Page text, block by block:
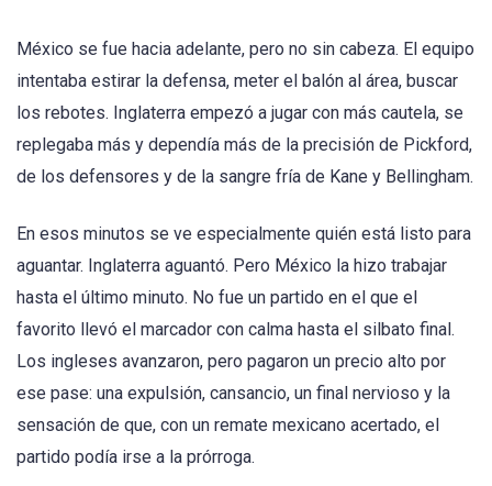
México se fue hacia adelante, pero no sin cabeza. El equipo
intentaba estirar la defensa, meter el balón al área, buscar
los rebotes. Inglaterra empezó a jugar con más cautela, se
replegaba más y dependía más de la precisión de Pickford,
de los defensores y de la sangre fría de Kane y Bellingham.
En esos minutos se ve especialmente quién está listo para
aguantar. Inglaterra aguantó. Pero México la hizo trabajar
hasta el último minuto. No fue un partido en el que el
favorito llevó el marcador con calma hasta el silbato final.
Los ingleses avanzaron, pero pagaron un precio alto por
ese pase: una expulsión, cansancio, un final nervioso y la
sensación de que, con un remate mexicano acertado, el
partido podía irse a la prórroga.